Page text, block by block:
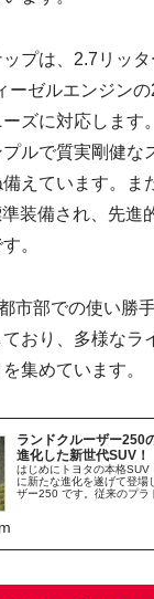
プは、2.7リッ
ーゼルエンジン
ズに対応します
ルで質実剛健な
えています。ま
装備され、先進
。
市部での使い勝
おり、多様なラ
集めています。
ランドクルーザー250
進化した新世代SUV！
はじめにトヨタの本格
に新たな進化を遂げて登場
ザー250 です。従来のプラ